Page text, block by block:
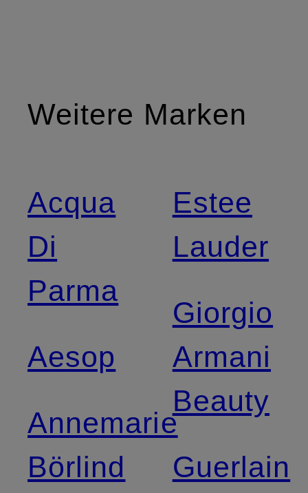
Weitere Marken
Acqua
Di
Parma
Aesop
Annemarie
Börlind
Estee
Lauder
Giorgio
Armani
Beauty
Guerlain